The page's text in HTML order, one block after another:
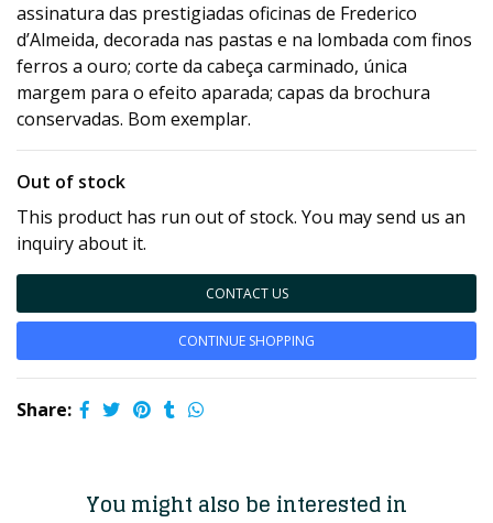
assinatura das prestigiadas oficinas de Frederico
d’Almeida, decorada nas pastas e na lombada com finos
ferros a ouro; corte da cabeça carminado, única
margem para o efeito aparada; capas da brochura
conservadas. Bom exemplar.
Out of stock
This product has run out of stock. You may send us an
inquiry about it.
CONTACT US
CONTINUE SHOPPING
Share:
You might also be interested in